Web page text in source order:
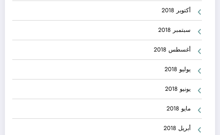
أكتوبر 2018
سبتمبر 2018
أغسطس 2018
يوليو 2018
يونيو 2018
مايو 2018
أبريل 2018